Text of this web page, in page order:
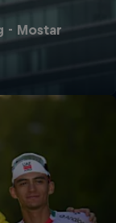
- Mostar